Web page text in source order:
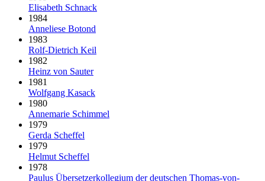
Elisabeth Schnack
1984
Anneliese Botond
1983
Rolf-Dietrich Keil
1982
Heinz von Sauter
1981
Wolfgang Kasack
1980
Annemarie Schimmel
1979
Gerda Scheffel
1979
Helmut Scheffel
1978
Paulus Über­setzer­kollegium der deut­schen Thomas-von-